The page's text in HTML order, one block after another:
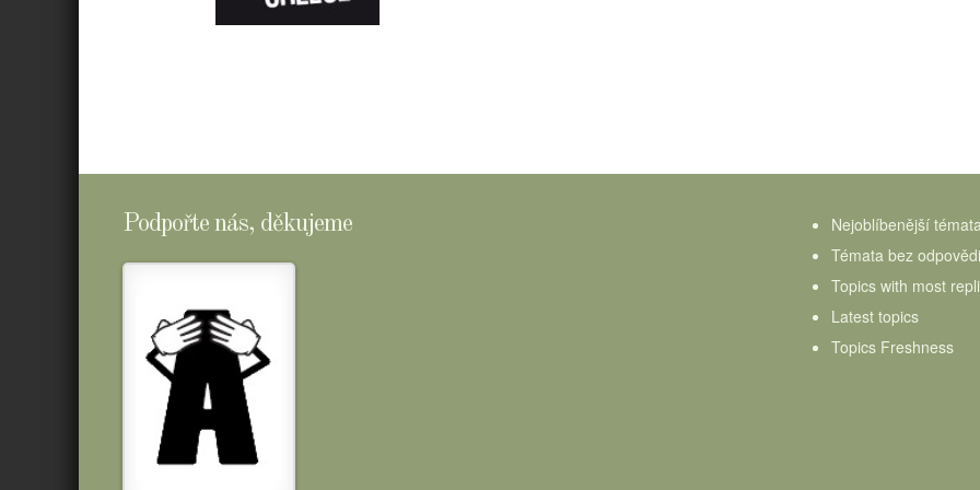
Podpořte nás, děkujeme
Nejoblíbenější
Témata bez odpovědi
Topics with most
Latest topics
Topics Freshness